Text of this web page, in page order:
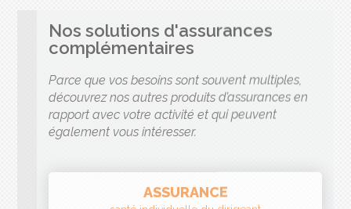
découvrez nos autres produits d’assurances en
rapport avec votre activité et qui peuvent
également vous intéresser.
ASSURANCE
santé individuelle du dirigeant
ASSURANCE
santé collective